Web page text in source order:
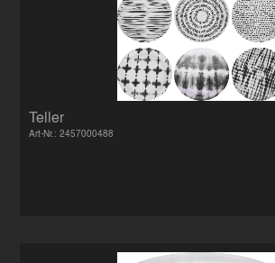
Teller
Art-Nr.: 2457000488